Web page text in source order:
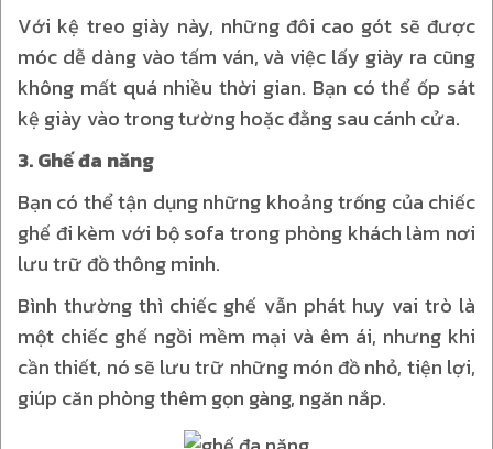
Với kệ treo giày này, những đôi cao gót sẽ được
móc dễ dàng vào tấm ván, và việc lấy giày ra cũng
không mất quá nhiều thời gian. Bạn có thể ốp sát
kệ giày vào trong tường hoặc đằng sau cánh cửa.
3. Ghế đa năng
Bạn có thể tận dụng những khoảng trống của chiếc
ghế đi kèm với bộ sofa trong phòng khách làm nơi
lưu trữ đồ thông minh.
Bình thường thì chiếc ghế vẫn phát huy vai trò là
một chiếc ghế ngồi mềm mại và êm ái, nhưng khi
cần thiết, nó sẽ lưu trữ những món đồ nhỏ, tiện lợi,
giúp căn phòng thêm gọn gàng, ngăn nắp.